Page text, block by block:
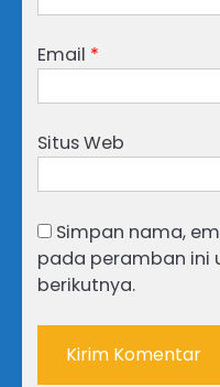
Email *
Situs Web
Simpan nama,
pada peramban ini
berikutnya.